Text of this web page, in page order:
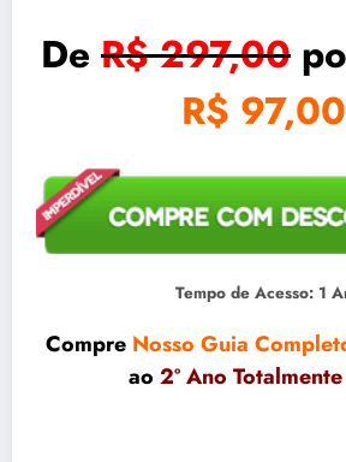
De R$ 297,00
R$ 97,00
Tempo de Acesso: 1
Compre Nosso Guia
ao 2º Ano